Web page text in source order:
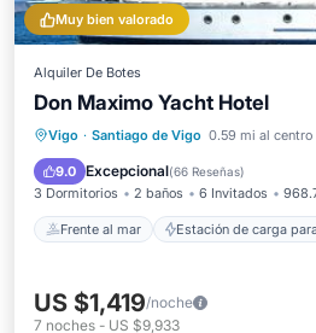
Muy bien valorado
Alquiler De Botes
Don Maximo Yacht Hotel
Vigo · Santiago de Vigo 0.59 mi al centro
9.0 Excepcional(66 Reseñas)
3 Dormitorios 2 baños 6 Invitados
Frente al mar Estación de carga
Frente al mar
Estación de carga para
Aparcamiento
US $1,419/noche
7 noches - US $9,933